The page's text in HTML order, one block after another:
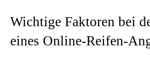
Wichtige Faktoren bei
eines Online-Reifen-